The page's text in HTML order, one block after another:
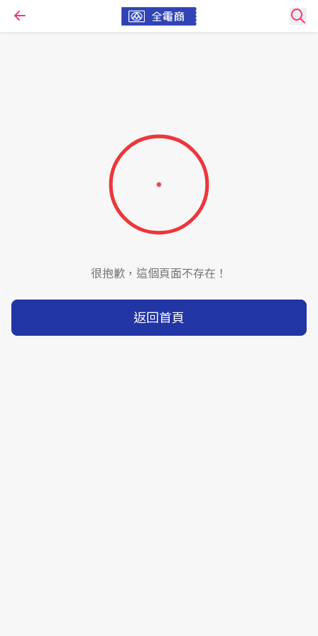
很抱歉，這個頁面不存在！
返回首頁